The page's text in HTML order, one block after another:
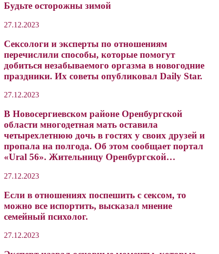
Будьте осторожны зимой
27.12.2023
Сексологи и эксперты по отношениям
перечислили способы, которые помогут
добиться незабываемого оргазма в новогодние
праздники. Их советы опубликовал Daily Star.
27.12.2023
В Новосергиевском районе Оренбургской
области многодетная мать оставила
четырехлетнюю дочь в гостях у своих друзей и
пропала на полгода. Об этом сообщает портал
«Ural 56». Жительницу Оренбургской…
27.12.2023
Если в отношениях поспешить с сексом, то
можно все испортить, высказал мнение
семейный психолог.
27.12.2023